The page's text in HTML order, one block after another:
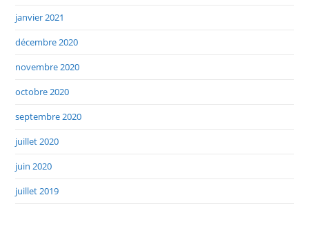
janvier 2021
décembre 2020
novembre 2020
octobre 2020
septembre 2020
juillet 2020
juin 2020
juillet 2019